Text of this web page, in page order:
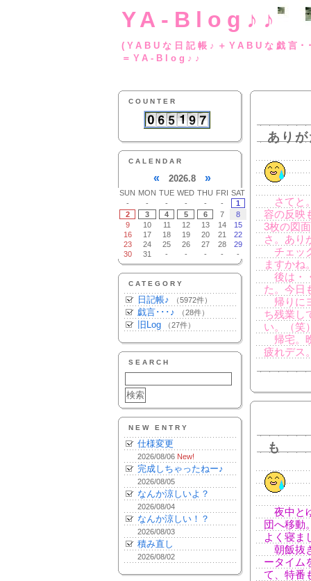
YA-Blog♪♪
(YABUな日記帳♪
＝YA-Blog♪♪
COUNTER
CALENDAR
« 2026.8 »
SUN MON TUE WED THU FRI SAT
-
- - - - -
1
2
3 4 5 6 7
8
9
10 11 12 13 14
15
16
17 18 19 20 21
22
23
24 25 26 27 28
29
30
31 - - - - -
CATEGORY
日記帳♪ （5972件）
戯言･･･♪ （28件）
旧Log （27件）
SEARCH
NEW ENTRY
仕様変更
2026/08/06 New!
完成しちゃったねー♪
2026/08/05
なんか涼しいよ？
2026/08/04
なんか涼しい！？
2026/08/03
積み直し
2026/08/02
あり
さてと
容の反映
3枚の図
さ。あり
チェッ
ますかね
後は・
た。今日
帰りに
ち残業し
い。（笑
帰宅。
疲れデス
も
夜中と
団へ移動
よく寝ま
朝飯抜
ータイム
て、特番